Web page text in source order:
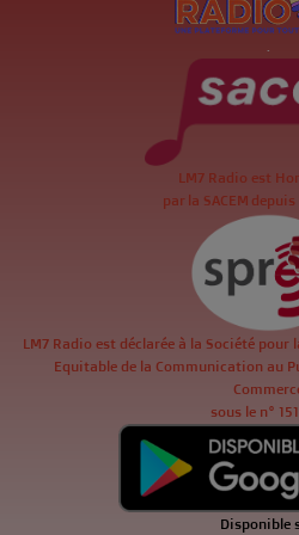
.
LM7 Radio est
par la SACEM
LM7 Radio est déclarée à la Société
Equitable de la Communication au
sous le n°
Disponible